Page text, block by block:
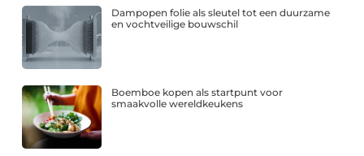
Dampopen folie als sleutel tot een duurzame
en vochtveilige bouwschil
Boemboe kopen als startpunt voor
smaakvolle wereldkeukens